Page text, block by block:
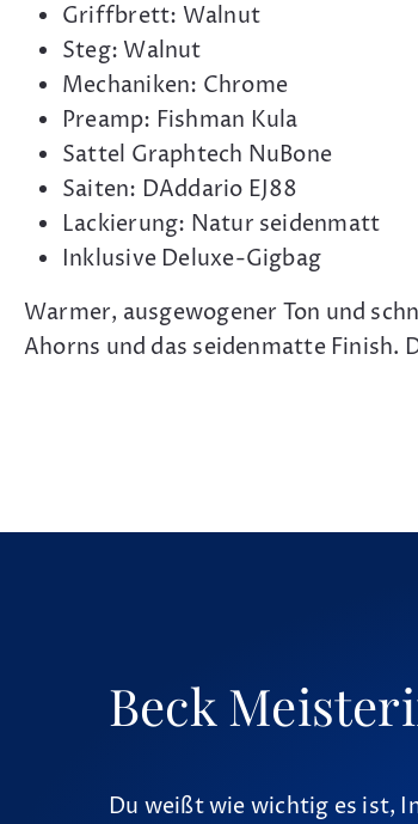
Griffbrett: Walnut
Steg: Walnut
Mechaniken: Chrome
Preamp: Fishman Kula
Sattel Graphtech NuBone
Saiten: DAddario EJ88
Lackierung: Natur seidenmatt
Inklusive Deluxe-Gigbag
Warmer, ausgewogener Ton und
Ahorns und das seidenmatte Finish.
Beck
Du weißt wie wichtig es ist,